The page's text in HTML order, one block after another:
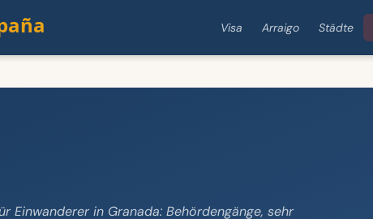
Visa Arraigo Städte
Einwanderer in Granada: Behördengänge, sehr